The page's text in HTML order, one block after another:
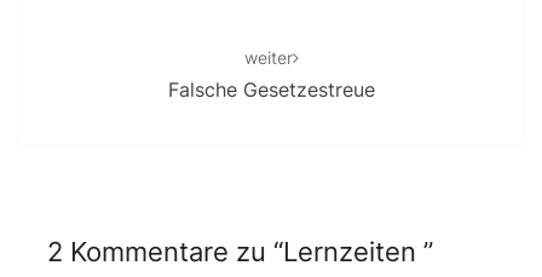
weiter
Falsche Gesetzestreue
2 Kommentare zu “Lernzeiten ”